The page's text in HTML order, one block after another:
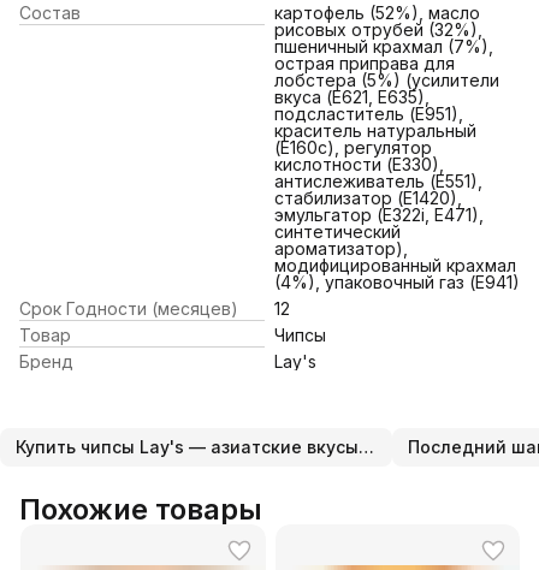
Состав
картофель (52%), масло
рисовых отрубей (32%),
пшеничный крахмал (7%),
острая приправа для
лобстера (5%) (усилители
вкуса (Е621, Е635),
подсластитель (Е951),
краситель натуральный
(Е160с), регулятор
кислотности (Е330),
антислеживатель (Е551),
стабилизатор (Е1420),
эмульгатор (Е322i, Е471),
синтетический
ароматизатор),
модифицированный крахмал
(4%), упаковочный газ (Е941)
Срок Годности (месяцев)
12
Товар
Чипсы
Бренд
Lay's
Купить чипсы Lay's — азиатские вкусы с доставкой Последний
Похожие товары